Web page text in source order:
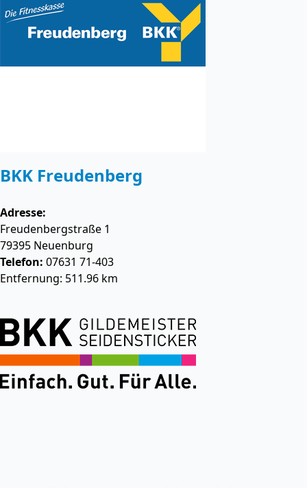
BKK Freudenberg
Adresse:
Freudenbergstraße 1
79395 Neuenburg
Telefon: 07631 71-403
Entfernung: 511.96 km